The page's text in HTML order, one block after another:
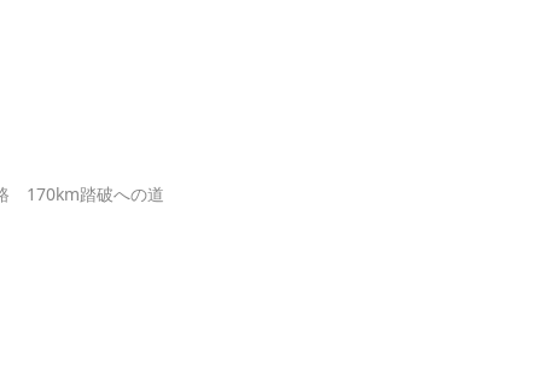
170km踏破への道